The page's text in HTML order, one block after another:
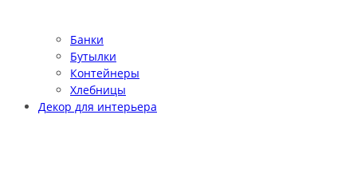
Банки
Бутылки
Контейнеры
Хлебницы
Декор для интерьера